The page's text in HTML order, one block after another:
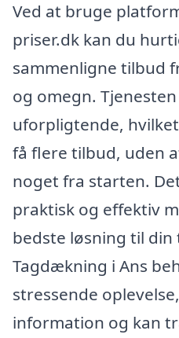
Ved at bruge
priser.dk kan du
sammenligne tilbud
og omegn.
uforpligtende,
få flere tilbud, uden
noget fra starten.
praktisk og effektiv
bedste løsning til
Tagdækning i Ans
stressende
information og kan